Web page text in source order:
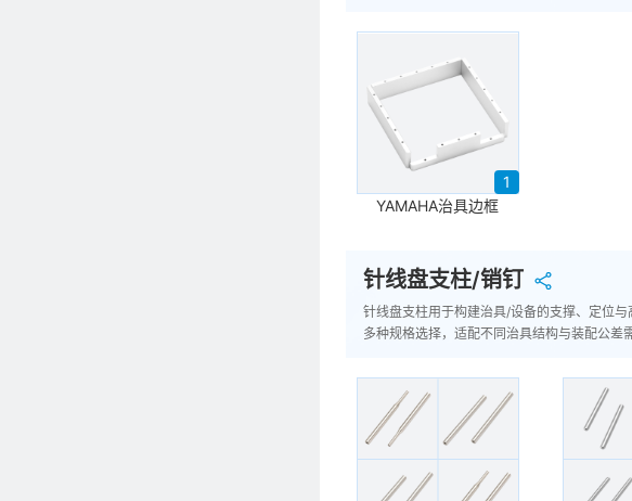
YAMAHA治具边框
1
针线盘支柱/销钉
针线盘支柱用于构建治具/设备的支撑、定位
多种规格选择，适配不同治具结构与装配公差